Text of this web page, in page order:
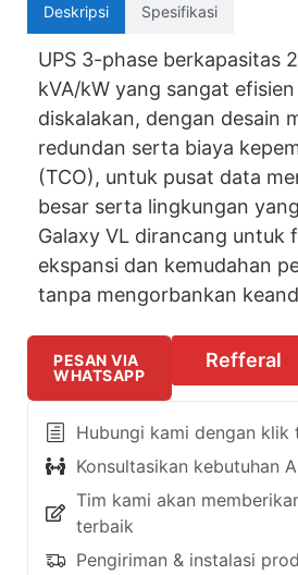
Deskripsi Spesifikasi
UPS 3-phase berkapasitas
kVA/kW yang sangat
diskalakan, dengan desain
redundan serta biaya
(TCO), untuk pusat data
besar serta lingkungan
Galaxy VL dirancang untuk
ekspansi dan kemudahan
tanpa mengorbankan
PESAN VIA
WHATSAPP
Refferal
Hubungi kami dengan klik
Konsultasikan kebutuhan
Tim kami akan
terbaik
Pengiriman & instalasi